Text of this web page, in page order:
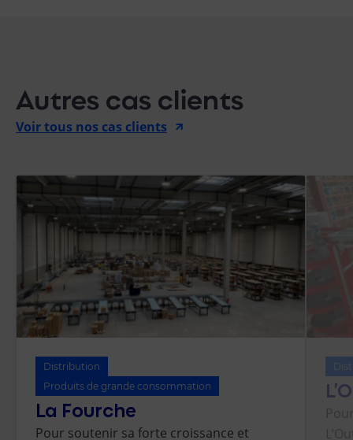
Autres cas clients
Voir tous nos cas clients
Distribution
Produits de grande consommation
La Fourche
Pour soutenir sa forte croissance et